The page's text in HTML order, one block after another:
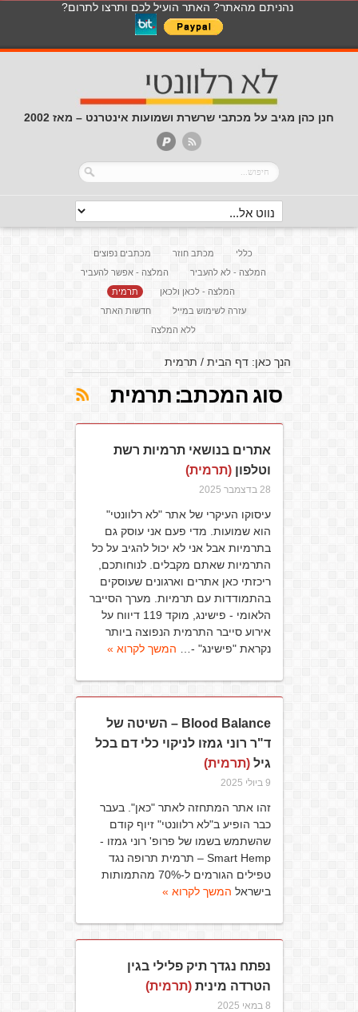
נהניתם מהאתר? האתר הועיל לכם ותרצו לתרום?
חנן כהן מגיב על מכתבי שרשרת ושמועות אינטרנט – מאז 2002
כללי מכתב חוזר
מכתבים נפוצים
המלצה - לא להעביר
המלצה - אפשר להעביר
המלצה - לכאן ולכאן
תרמית
עזרה לשימוש במייל
חדשות האתר
ללא המלצה
הנך כאן:דף הבית / תרמית
סוג המכתב: תרמית
אתרים בנושאי תרמיות רשת
וטלפון(תרמית)
28 בדצמבר 2025
עיסוקו העיקרי של אתר "לא רלוונטי"
הוא שמועות. מדי פעם אני עוסק גם
בתרמיות אבל אני לא יכול להגיב על כל
התרמיות שאתם מקבלים. לנוחותכם,
ריכזתי כאן אתרים וארגונים שעוסקים
בהתמודדות עם תרמיות. מערך הסייבר
הלאומי - פישינג, מוקד 119 דיווח על
אירוע סייבר התרמית הנפוצה ביותר
נקראת "פישינג" -… המשך לקרוא »
Blood Balance – השיטה של
ד"ר רוני גמזו לניקוי כלי דם בכל
גיל(תרמית)
9 ביולי 2025
זהו אתר המתחזה לאתר "כאן". בעבר
כבר הופיע ב"לא רלוונטי" זיוף קודם
שהשתמש בשמו של פרופ' רוני גמזו -
Smart Hemp – תרמית תרופה נגד
טפילים הגורמים ל-70% מהתמותות
בישראל המשך לקרוא »
נפתח נגדך תיק פלילי בגין
הטרדה מינית(תרמית)
8 במאי 2025